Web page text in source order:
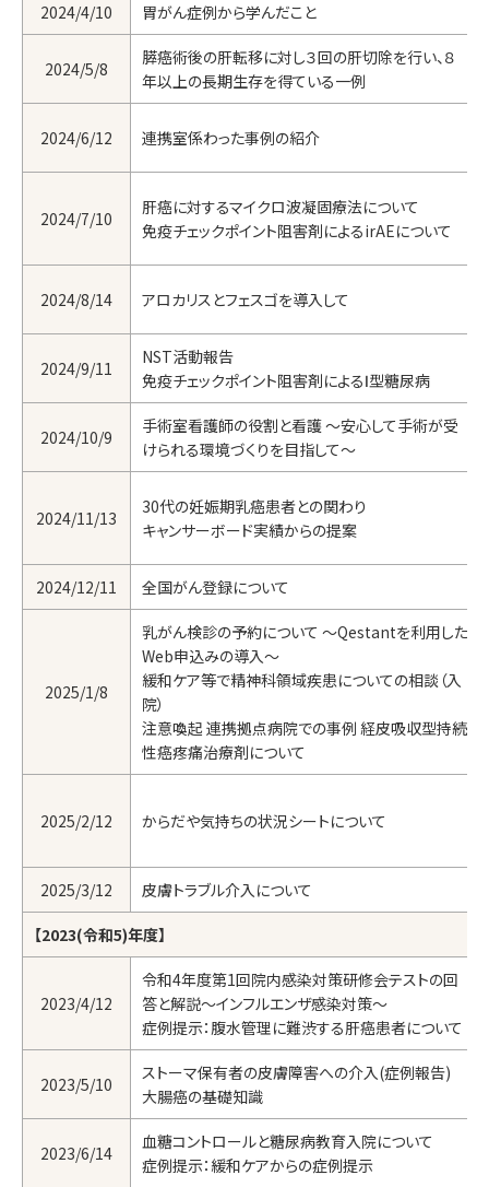
2024/4/10 胃がん症例から学んだこと
2024/5/8
膵癌術後の肝転移に対し３回の肝切除を行い、８
年以上の長期生存を得ている一例
2024/6/12 連携室係わった事例の紹介
2024/7/10
肝癌に対するマイクロ波凝固療法について
免疫チェックポイント阻害剤によるirAEについて
2024/8/14 アロカリスとフェスゴを導入して
2024/9/11
NST活動報告
免疫チェックポイント阻害剤によるⅠ型糖尿病
2024/10/9
手術室看護師の役割と看護 ～安心して手術が受
けられる環境づくりを目指して～
2024/11/13
30代の妊娠期乳癌患者との関わり
キャンサーボード実績からの提案
2024/12/11 全国がん登録について
2025/1/8
乳がん検診の予約について ～Qestantを利用した
Web申込みの導入～
緩和ケア等で精神科領域疾患についての相談（入
院）
注意喚起 連携拠点病院での事例 経皮吸収型持続
性癌疼痛治療剤について
2025/2/12 からだや気持ちの状況シートについて
2025/3/12 皮膚トラブル介入について
【2023(令和5)年度】
2023/4/12
令和4年度第1回院内感染対策研修会テストの回
答と解説～インフルエンザ感染対策～
症例提示：腹水管理に難渋する肝癌患者について
2023/5/10
ストーマ保有者の皮膚障害への介入(症例報告)
大腸癌の基礎知識
2023/6/14
血糖コントロールと糖尿病教育入院について
症例提示：緩和ケアからの症例提示